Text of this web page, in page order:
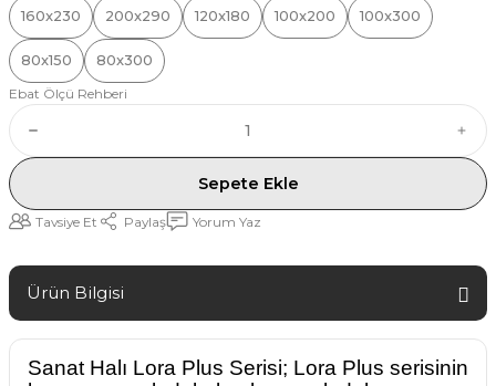
160x230 200x290 120x180 100x200 100x300
80x150
80x300
Ebat Ölçü Rehberi
Sepete Ekle
Tavsiye Et Paylaş Yorum Yaz
Ürün Bilgisi
Sanat Halı Lora Plus Serisi; Lora Plus serisinin